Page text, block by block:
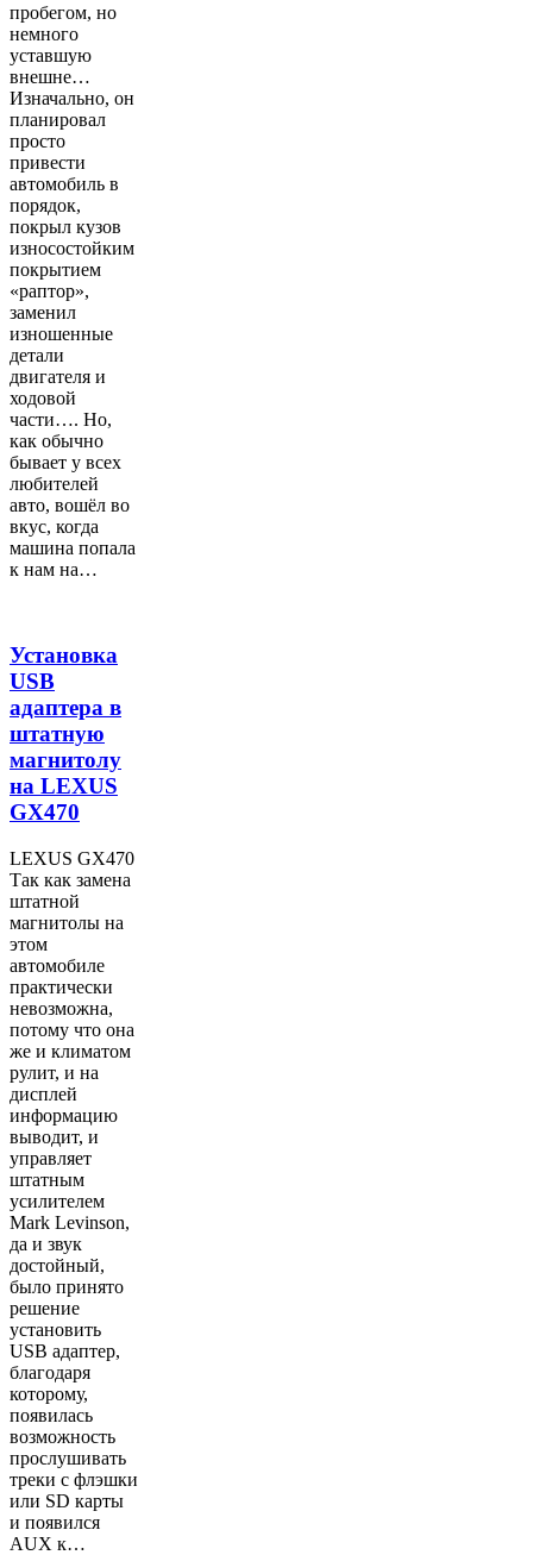
пробегом, но
немного
уставшую
внешне…
Изначально, он
планировал
просто
привести
автомобиль в
порядок,
покрыл кузов
износостойким
покрытием
«раптор»,
заменил
изношенные
детали
двигателя и
ходовой
части…. Но,
как обычно
бывает у всех
любителей
авто, вошёл во
вкус, когда
машина попала
к нам на…
Установка
USB
адаптера в
штатную
магнитолу
на LEXUS
GX470
LEXUS GX470
Так как замена
штатной
магнитолы на
этом
автомобиле
практически
невозможна,
потому что она
же и климатом
рулит, и на
дисплей
информацию
выводит, и
управляет
штатным
усилителем
Mark Levinson,
да и звук
достойный,
было принято
решение
установить
USB адаптер,
благодаря
которому,
появилась
возможность
прослушивать
треки с флэшки
или SD карты
и появился
AUX к…